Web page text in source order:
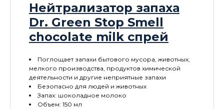
Нейтрализатор запаха
Dr. Green Stop Smell
chocolate milk спрей
Поглощает запахи бытового мусора, животных,
мелкого производства, продуктов химической
деятельности и другие неприятные запахи
Безопасно для людей и животных
Запах: шоколадное молоко
Объем: 150 мл